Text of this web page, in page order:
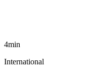
4min
International